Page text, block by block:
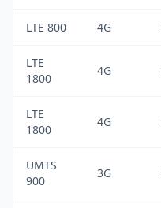
LTE 800 4G
LTE
1800
4G
LTE
1800
4G
UMTS
900
3G